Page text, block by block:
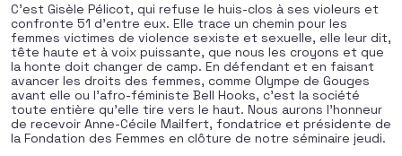
C’est Gisèle Pélicot, qui refuse le huis-clos à ses violeurs et
confronte 51 d’entre eux. Elle trace un chemin pour les
femmes victimes de violence sexiste et sexuelle, elle leur dit,
tête haute et à voix puissante, que nous les croyons et que
la honte doit changer de camp. En défendant et en faisant
avancer les droits des femmes, comme Olympe de Gouges
avant elle ou l’afro-féministe Bell Hooks, c’est la société
toute entière qu’elle tire vers le haut. Nous aurons l’honneur
de recevoir Anne-Cécile Mailfert, fondatrice et présidente de
la Fondation des Femmes en clôture de notre séminaire jeudi.